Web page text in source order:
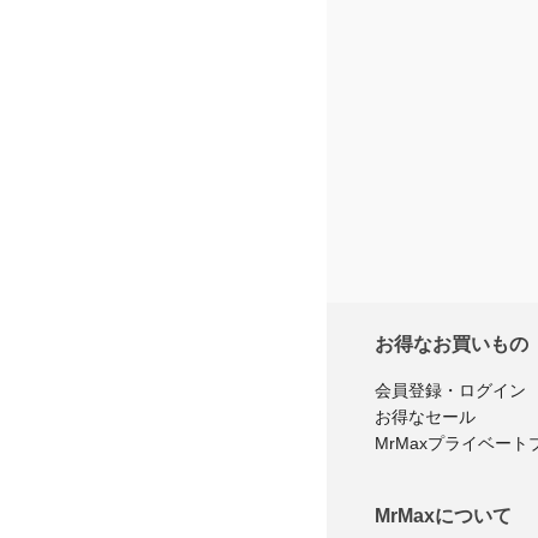
お得なお買いもの
会員登録・ログイン
お得なセール
MrMaxプライベート
MrMaxについて